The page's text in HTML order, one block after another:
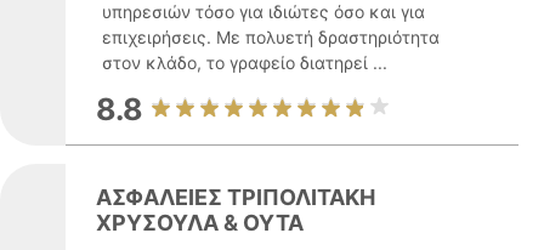
υπηρεσιών τόσο για ιδιώτες όσο και για
επιχειρήσεις. Με πολυετή δραστηριότητα
στον κλάδο, το γραφείο διατηρεί ...
8.8
ΑΣΦΑΛΕΙΕΣ ΤΡΙΠΟΛΙΤΑΚΗ
ΧΡΥΣΟΥΛΑ & ΟΥΤΑ